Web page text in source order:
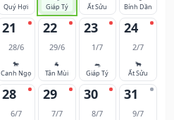
Quý Hợi
Giáp Tý
Ất Sửu
Bính Dần
21
28/6
🐎
Canh Ngọ
22
29/6
🐐
Tân Mùi
23
1/7
🐀
Giáp Tý
24
2/7
🐂
Ất Sửu
28
6/7
29
7/7
30
8/7
31
9/7